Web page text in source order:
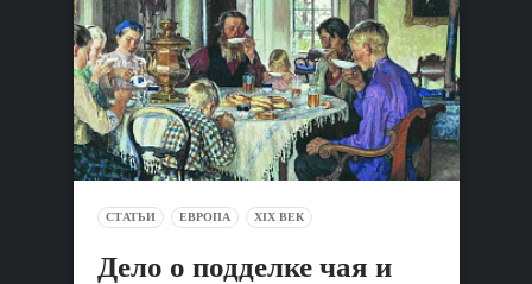
СТАТЬИ ЕВРОПА XIX ВЕК
Дело о подделке чая и